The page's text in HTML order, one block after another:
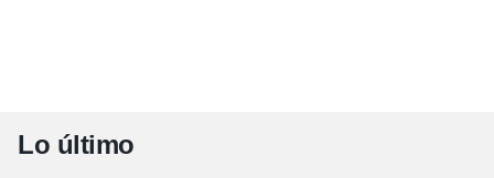
Lo último